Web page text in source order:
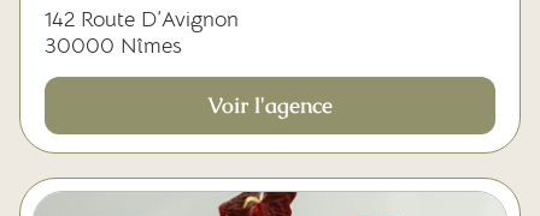
142 Route D’Avignon
30000 Nîmes
Voir l'agence